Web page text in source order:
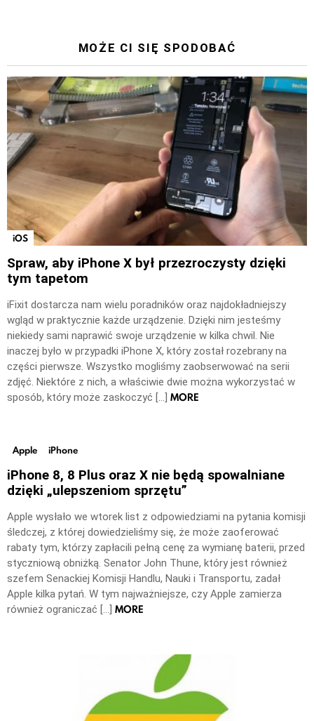
MOŻE CI SIĘ SPODOBAĆ
iOS
Spraw, aby iPhone X był przezroczysty dzięki
tym tapetom
iFixit dostarcza nam wielu poradników oraz najdokładniejszy
wgląd w praktycznie każde urządzenie. Dzięki nim jesteśmy
niekiedy sami naprawić swoje urządzenie w kilka chwil. Nie
inaczej było w przypadki iPhone X, który został rozebrany na
części pierwsze. Wszystko mogliśmy zaobserwować na serii
zdjęć. Niektóre z nich, a właściwie dwie można wykorzystać w
sposób, który może zaskoczyć […] MORE
Apple iPhone
iPhone 8, 8 Plus oraz X nie będą spowalniane
dzięki „ulepszeniom sprzętu”
Apple wysłało we wtorek list z odpowiedziami na pytania komisji
śledczej, z której dowiedzieliśmy się, że może zaoferować
rabaty tym, którzy zapłacili pełną cenę za wymianę baterii, przed
styczniową obniżką. Senator John Thune, który jest również
szefem Senackiej Komisji Handlu, Nauki i Transportu, zadał
Apple kilka pytań. W tym najważniejsze, czy Apple zamierza
również ograniczać […] MORE